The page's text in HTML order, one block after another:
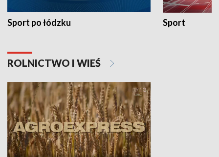
Sport po łódzku Sport
ROLNICTWO I WIEŚ